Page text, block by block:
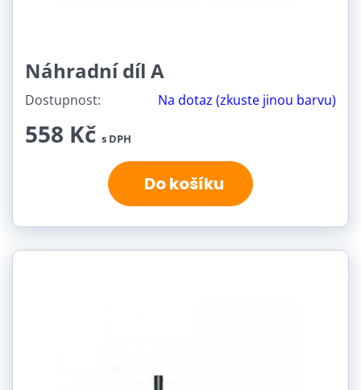
Náhradní díl A
Dostupnost: Na dotaz (zkuste jinou barvu)
558 Kč s DPH
Do košíku